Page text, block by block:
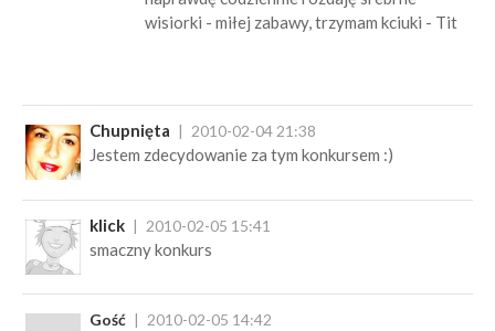
wisiorki - miłej zabawy, trzymam kciuki - Tit
Chupnięta 2010-02-04 21:38
Jestem zdecydowanie za tym konkursem :)
klick 2010-02-05 15:41
smaczny konkurs
Gość 2010-02-05 14:42